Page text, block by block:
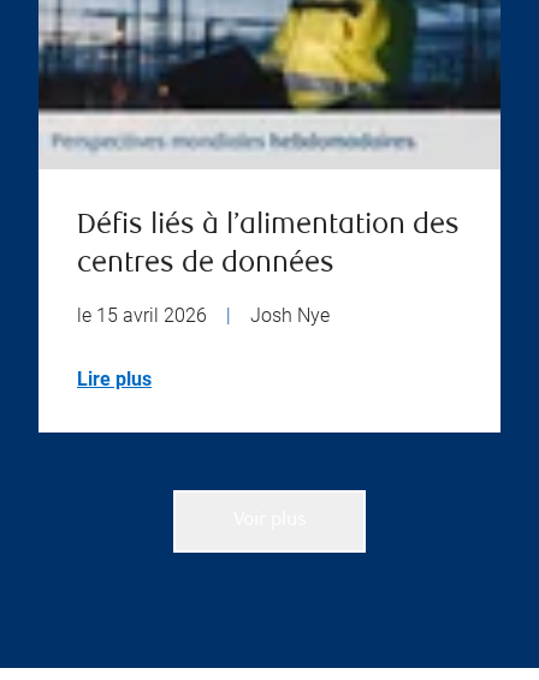
Défis liés à l’alimentation des
centres de données
le 15 avril 2026 | Josh Nye
Lire plus